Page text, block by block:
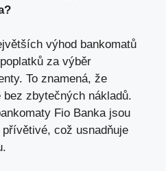
výhod bankomatů
za výběr
‌To znamená, že
zbytečných nákladů.
Fio Banka‍ jsou
což usnadňuje